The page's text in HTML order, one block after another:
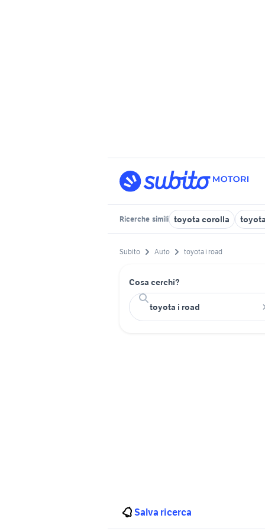
Ricerche simili toyota corolla
Subito Auto toyota i road
Cosa cerchi?
Salva ricerca